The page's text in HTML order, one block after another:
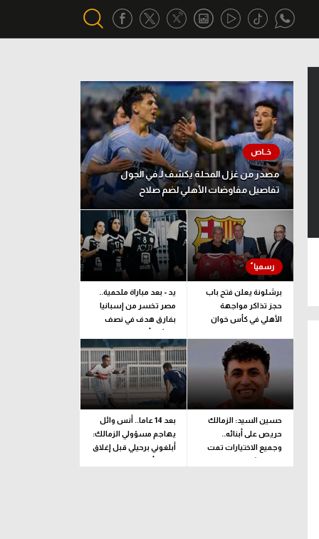
أقسام خاصة
Gamers
ميركاتو
تحقيق في الجول
تقرير في الجول
تحليل في الجول
حكايات في الجول
كويز في الجول
فيديو في الجول
مصدر من غزل المحلة يكشف لـ في الجول
تفاصيل مفاوضات الأهلي لضم صلاح
برشلونة يعلن فتح باب
حجز تذاكر مواجهة
الأهلي في كأس خوان
يد - بعد مباراة ملحمية..
مصر تخسر من إسبانيا
بفارق هدف في نصف
نهائي كأس العالم
للناشئات
حسين السيد: الزمالك
حريص على أبنائه..
وجميع الاختيارات تمت
وفقا لرؤية فنية بحتة
بعد 14 عاما.. أنس وائل
يهاجم مسؤولي الزمالك:
أبلغوني برحيلي قبل إغلاق
القيد بأيام